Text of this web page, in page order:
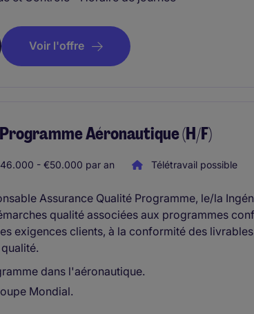
Voir l'offre
Aéronautique (H/F)
- €50.000 par an Télétravail possible
Assurance Qualité Programme, le/la
qualité associées aux programmes
exigences clients, à la conformité des
dans l'aéronautique.
Mondial.